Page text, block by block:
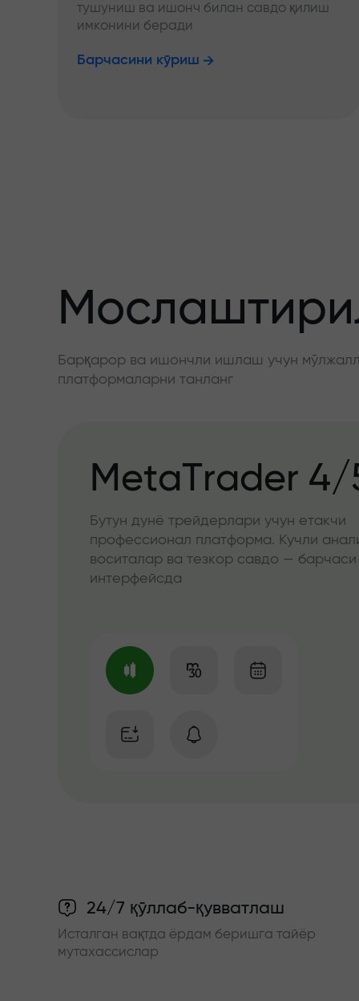
тушуниш ва ишонч билан савдо қилиш
имконини беради
Барчасини кўриш
Барқарор ва ишончли ишлаш учун
платформаларни танланг
MetaTrader 4/
Бутун дунё трейдерлари учун етакчи
профессионал платформа. Кучли
воситалар ва тезкор савдо — барчаси
интерфейсда
24/7 қўллаб-қувватлаш
Исталган вақтда ёрдам беришга тайёр
мутахассислар